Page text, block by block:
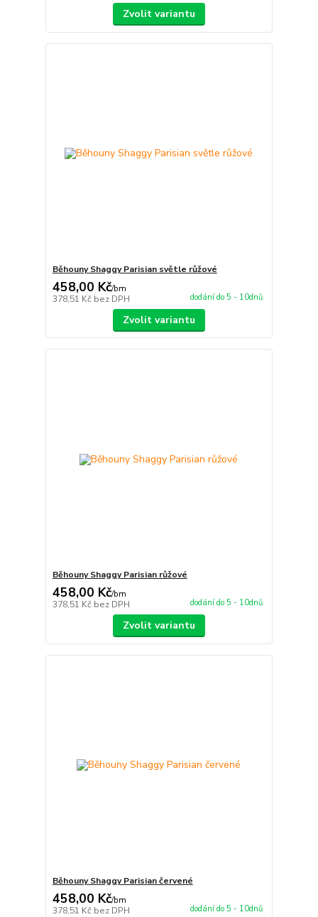
Zvolit variantu
Běhouny Shaggy Parisian světle růžové
458,00 Kč/bm
378,51 Kč bez DPH dodání do 5 - 10dnů
Zvolit variantu
Běhouny Shaggy Parisian růžové
458,00 Kč/bm
378,51 Kč bez DPH dodání do 5 - 10dnů
Zvolit variantu
Běhouny Shaggy Parisian červené
458,00 Kč/bm
378,51 Kč bez DPH dodání do 5 - 10dnů